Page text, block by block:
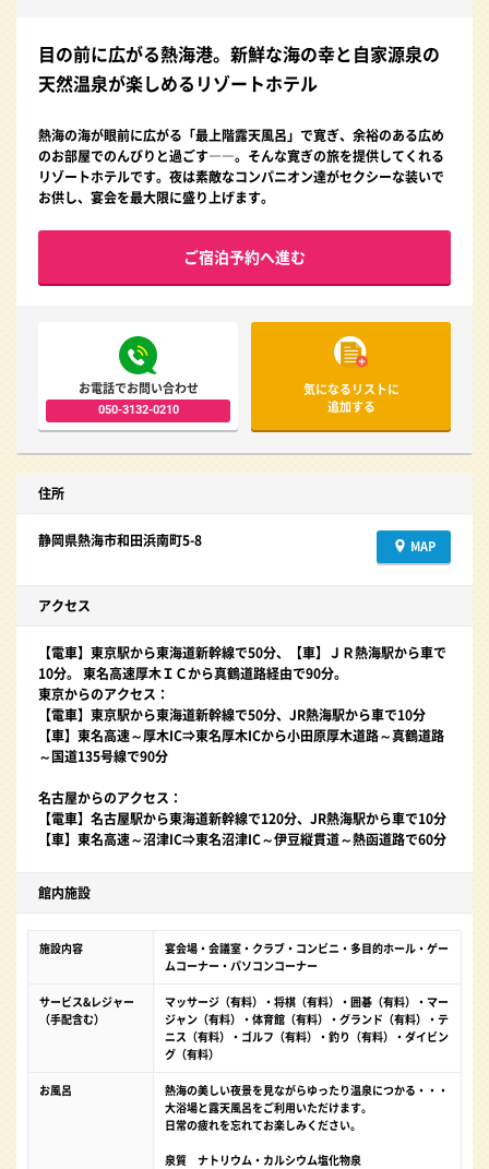
目の前に広がる熱海港。新鮮な海の幸と自家源泉の
天然温泉が楽しめるリゾートホテル
熱海の海が眼前に広がる「最上階露天風呂」で寛ぎ、余裕のある広め
のお部屋でのんびりと過ごす――。そんな寛ぎの旅を提供してくれる
リゾートホテルです。夜は素敵なコンパニオン達がセクシーな装いで
お供し、宴会を最大限に盛り上げます。
ご宿泊予約へ進む
お電話でお問い合わせ
050-3132-0210
気になるリストに
追加する
住所
MAP
静岡県熱海市和田浜南町5-8
アクセス
【電車】東京駅から東海道新幹線で50分、【車】ＪＲ熱海駅から車で
10分。 東名高速厚木ＩＣから真鶴道路経由で90分。
東京からのアクセス：
【電車】東京駅から東海道新幹線で50分、JR熱海駅から車で10分
【車】東名高速～厚木IC⇒東名厚木ICから小田原厚木道路～真鶴道路
～国道135号線で90分
名古屋からのアクセス：
【電車】名古屋駅から東海道新幹線で120分、JR熱海駅から車で10分
【車】東名高速～沼津IC⇒東名沼津IC～伊豆縦貫道～熱函道路で60分
館内施設
施設内容
宴会場・会議室・クラブ・コンビニ・多目的ホール・ゲー
ムコーナー・パソコンコーナー
サービス&レジャー
（手配含む）
マッサージ（有料）・将棋（有料）・囲碁（有料）・マー
ジャン（有料）・体育館（有料）・グランド（有料）・テ
ニス（有料）・ゴルフ（有料）・釣り（有料）・ダイビン
グ（有料）
お風呂
熱海の美しい夜景を見ながらゆったり温泉につかる・・・
大浴場と露天風呂をご利用いただけます。
日常の疲れを忘れてお楽しみください。
泉質 ナトリウム・カルシウム塩化物泉